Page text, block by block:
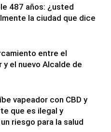
487 años: ¿usted
la ciudad que dice
entre el
y el nuevo Alcalde de
vapeador con CBD y
que es ilegal y
riesgo para la salud